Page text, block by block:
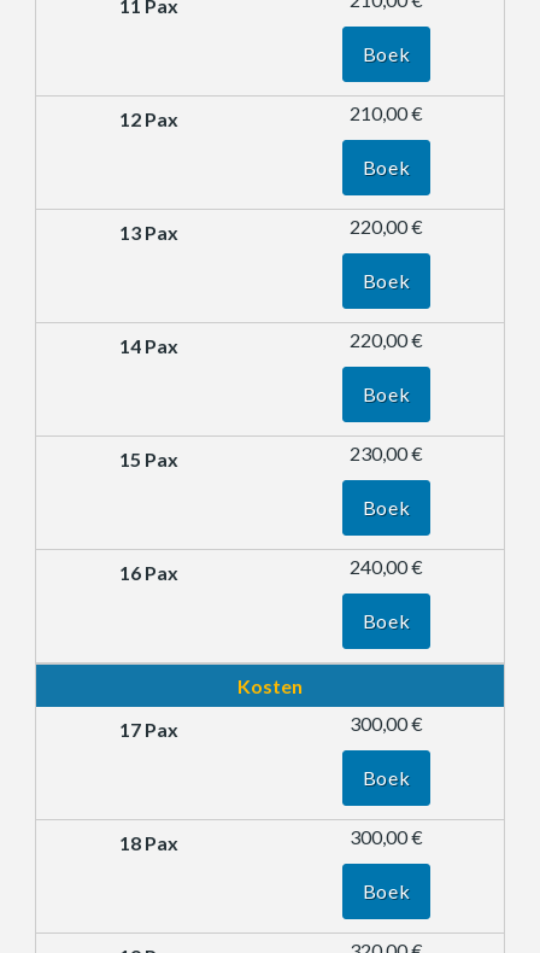
Boek
210,00 €
Boek
220,00 €
Boek
220,00 €
Boek
230,00 €
Boek
240,00 €
Boek
Kosten
300,00 €
Boek
300,00 €
Boek